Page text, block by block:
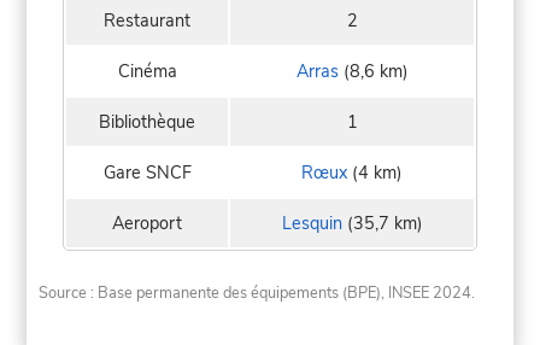
Restaurant 2
Cinéma Arras(8,6 km)
Bibliothèque 1
Gare SNCF Rœux (4 km)
Aeroport Lesquin(35,7 km)
Source : Base permanente des équipements (BPE), INSEE 2024.